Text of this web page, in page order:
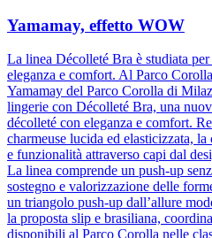
Yamamay, effetto WOW
La linea Décolleté Bra è studiata
eleganza e comfort. Al Parco
Yamamay del Parco Corolla di
lingerie con Décolleté Bra, una
décolleté con eleganza e comfort.
charmeuse lucida ed elasticizzata,
e funzionalità attraverso capi dal
La linea comprende un push-up
sostegno e valorizzazione delle
un triangolo push-up dall’allure
la proposta slip e brasiliana,
disponibili al Parco Corolla nelle